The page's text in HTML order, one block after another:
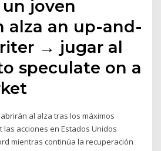
joven
alza an up-and-
→ jugar al
speculate on a
al alza tras los máximos
las acciones en Estados Unidos
mientras continúa la recuperación